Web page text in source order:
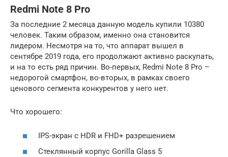
Redmi Note 8 Pro
За последние 2 месяца данную модель купили 10380
человек. Таким образом, именно она становится
лидером. Несмотря на то, что аппарат вышел в
сентябре 2019 года, его продолжают активно раскупать,
и на то есть ряд причин. Во-первых, Redmi Note 8 Pro –
недорогой смартфон, во-вторых, в рамках своего
ценового сегмента конкурентов у него нет.
Что хорошего:
IPS-экран с HDR и FHD+ разрешением
Стеклянный корпус Gorilla Glass 5